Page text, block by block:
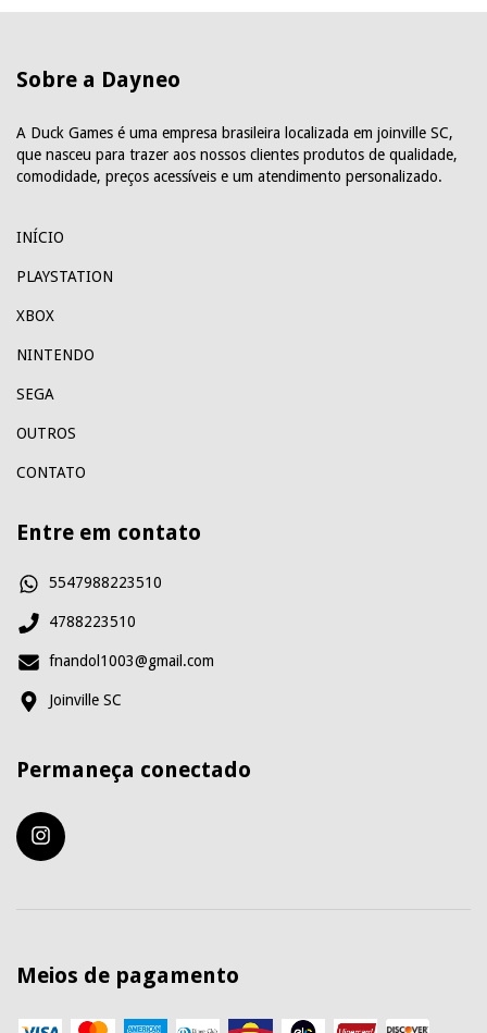
Sobre a Dayneo
A Duck Games é uma empresa brasileira localizada em joinville SC,
que nasceu para trazer aos nossos clientes produtos de qualidade,
comodidade, preços acessíveis e um atendimento personalizado.
INÍCIO
PLAYSTATION
XBOX
NINTENDO
SEGA
OUTROS
CONTATO
Entre em contato
5547988223510
4788223510
fnandol1003@gmail.com
Joinville SC
Permaneça conectado
Meios de pagamento